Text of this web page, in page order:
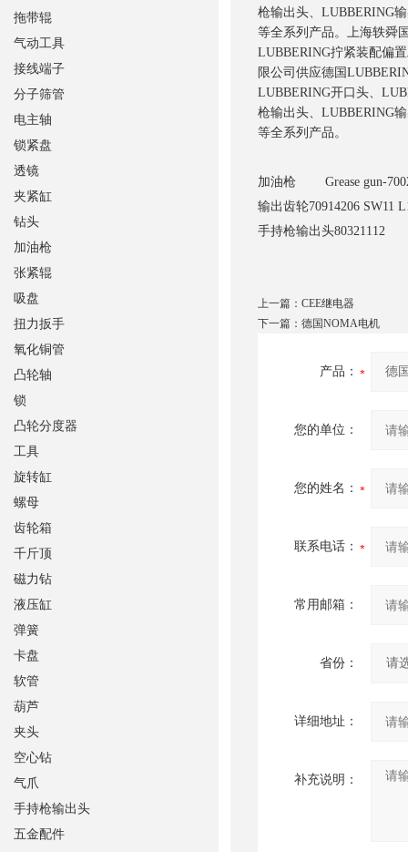
枪输出头、LUBBERING
等全系列产品。 上海轶舜
LUBBERING拧紧装配偏
限公司供应德国
LUBBERING开口头、
枪输出头、LUBBERING
等全系列产品。
加油枪Grease gun-
输出齿轮70914206 SW11
手持枪输出头80321112
上一篇： CEE继电器
下一篇： 德国NOMA电机
产品：
您的单位：
您的姓名：
联系电话：
常用邮箱：
省份：
详细地址：
补充说明：
拖带辊
气动工具
接线端子
分子筛管
电主轴
锁紧盘
透镜
夹紧缸
钻头
加油枪
张紧辊
吸盘
扭力扳手
氧化铜管
凸轮轴
锁
凸轮分度器
工具
旋转缸
螺母
齿轮箱
千斤顶
磁力钻
液压缸
弹簧
卡盘
软管
葫芦
夹头
空心钻
气爪
手持枪输出头
五金配件